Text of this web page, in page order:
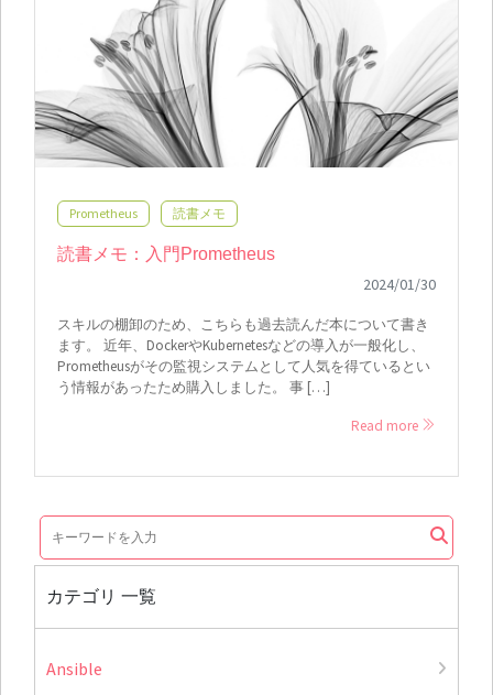
Prometheus 読書メモ
読書メモ：入門Prometheus
2024/01/30
スキルの棚卸のため、こちらも過去読んだ本について書き
ます。 近年、DockerやKubernetesなどの導入が一般化し、
Prometheusがその監視システムとして人気を得ているとい
う情報があったため購入しました。 事 […]
Read more
カテゴリ 一覧
Ansible